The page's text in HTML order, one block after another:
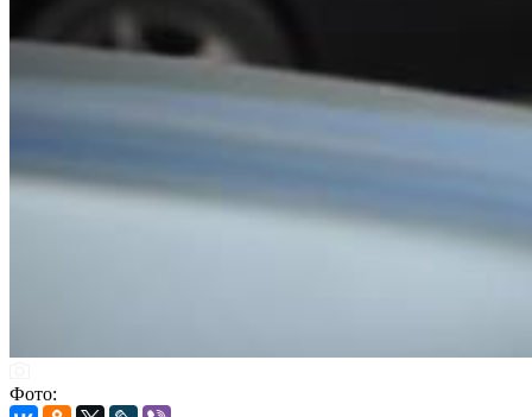
Фото: